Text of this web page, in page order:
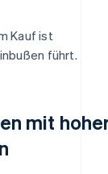
Kauf ist
führt.
mit